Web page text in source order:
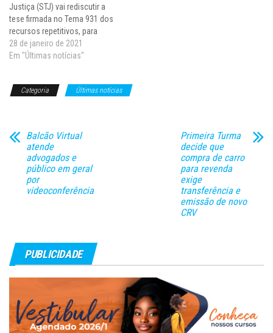
Justiça (STJ) vai rediscutir a
tese firmada no Tema 931 dos
recursos repetitivos, para
definir se, nos casos em que
haja condenação a pena
seu integral cumprimento, deve
28 de janeiro de 2021
Em "Últimas notícias"
Categoria Últimas notícias
Balcão Virtual
atende
advogados e
público em geral
por
videoconferência
Primeira Turma
decide que
compra de carro
para revenda
exige
transferência e
emissão de novo
CRV
PUBLICIDADE